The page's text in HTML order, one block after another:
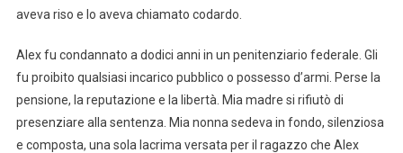
aveva riso e lo aveva chiamato codardo.
Alex fu condannato a dodici anni in un penitenziario federale. Gli
fu proibito qualsiasi incarico pubblico o possesso d’armi. Perse la
pensione, la reputazione e la libertà. Mia madre si rifiutò di
presenziare alla sentenza. Mia nonna sedeva in fondo, silenziosa
e composta, una sola lacrima versata per il ragazzo che Alex